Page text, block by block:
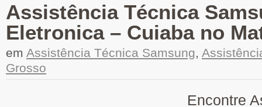
Assistência Técnica
Eletronica – Cuiaba no
em Assistência Técnica Samsung,
Grosso
Encontre